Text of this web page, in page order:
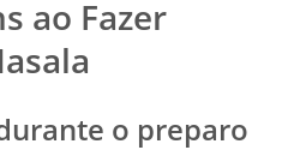
ao Fazer
o preparo